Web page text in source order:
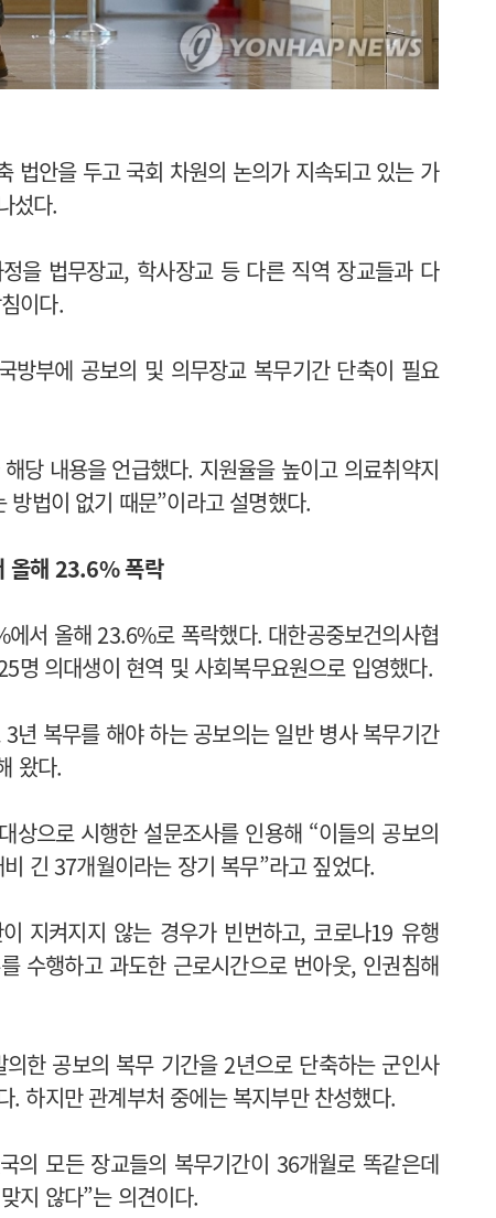
법안을 두고 국회 차원의 논의가 지속되고 있는 가
섰다.
을 법무장교, 학사장교 등 다른 직역 장교들과 다
이다.
방부에 공보의 및 의무장교 복무기간 단축이 필요
당 내용을 언급했다. 지원율을 높이고 의료취약지
법이 없기 때문”이라고 설명했다.
올해 23.6% 폭락
서 올해 23.6%로 폭락했다. 대한공중보건의사협
명 의대생이 현역 및 사회복무요원으로 입영했다.
년 복무를 해야 하는 공보의는 일반 병사 복무기간
왔다.
상으로 시행한 설문조사를 인용해 “이들의 공보의
긴 37개월이라는 장기 복무”라고 짚었다.
지켜지지 않는 경우가 빈번하고, 코로나19 유행
수행하고 과도한 근로시간으로 번아웃, 인권침해
한 공보의 복무 기간을 2년으로 단축하는 군인사
. 하지만 관계부처 중에는 복지부만 찬성했다.
의 모든 장교들의 복무기간이 36개월로 똑같은데
지 않다”는 의견이다.